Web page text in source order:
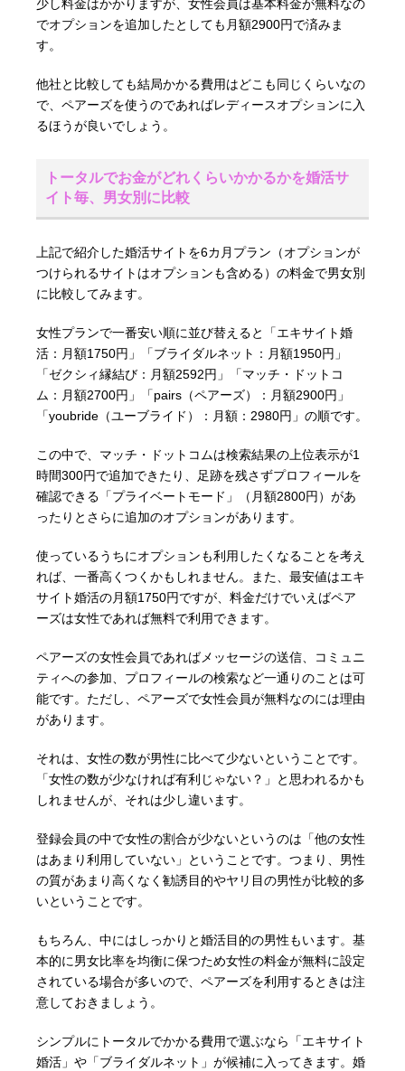
少し料金はかかりますが、女性会員は基本料金が無料なの
でオプションを追加したとしても月額2900円で済みま
す。
他社と比較しても結局かかる費用はどこも同じくらいなの
で、ペアーズを使うのであればレディースオプションに入
るほうが良いでしょう。
トータルでお金がどれくらいかかるかを婚活サ
イト毎、男女別に比較
上記で紹介した婚活サイトを6カ月プラン（オプションが
つけられるサイトはオプションも含める）の料金で男女別
に比較してみます。
女性プランで一番安い順に並び替えると「エキサイト婚
活：月額1750円」「ブライダルネット：月額1950円」
「ゼクシィ縁結び：月額2592円」「マッチ・ドットコ
ム：月額2700円」「pairs（ペアーズ）：月額2900円」
「youbride（ユーブライド）：月額：2980円」の順です。
この中で、マッチ・ドットコムは検索結果の上位表示が1
時間300円で追加できたり、足跡を残さずプロフィールを
確認できる「プライベートモード」（月額2800円）があ
ったりとさらに追加のオプションがあります。
使っているうちにオプションも利用したくなることを考え
れば、一番高くつくかもしれません。また、最安値はエキ
サイト婚活の月額1750円ですが、料金だけでいえばペア
ーズは女性であれば無料で利用できます。
ペアーズの女性会員であればメッセージの送信、コミュニ
ティへの参加、プロフィールの検索など一通りのことは可
能です。ただし、ペアーズで女性会員が無料なのには理由
があります。
それは、女性の数が男性に比べて少ないということです。
「女性の数が少なければ有利じゃない？」と思われるかも
しれませんが、それは少し違います。
登録会員の中で女性の割合が少ないというのは「他の女性
はあまり利用していない」ということです。つまり、男性
の質があまり高くなく勧誘目的やヤリ目の男性が比較的多
いということです。
もちろん、中にはしっかりと婚活目的の男性もいます。基
本的に男女比率を均衡に保つため女性の料金が無料に設定
されている場合が多いので、ペアーズを利用するときは注
意しておきましょう。
シンプルにトータルでかかる費用で選ぶなら「エキサイト
婚活」や「ブライダルネット」が候補に入ってきます。婚